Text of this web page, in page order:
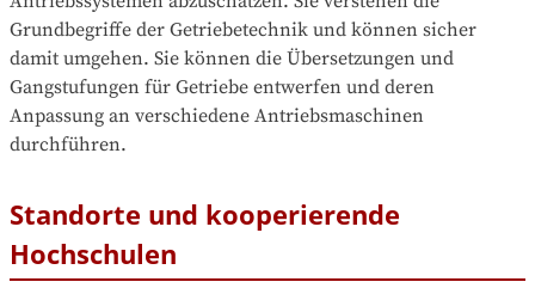
Grundbegriffe der Getriebetechnik und können sicher
damit umgehen. Sie können die Übersetzungen und
Gangstufungen für Getriebe entwerfen und deren
Anpassung an verschiedene Antriebsmaschinen
durchführen.
Standorte und kooperierende
Hochschulen